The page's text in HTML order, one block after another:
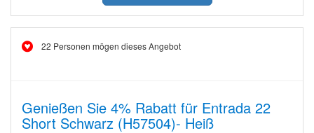
22 Personen mögen dieses Angebot
Genießen Sie 4% Rabatt für Entrada 22
Short Schwarz (H57504)- Heiß